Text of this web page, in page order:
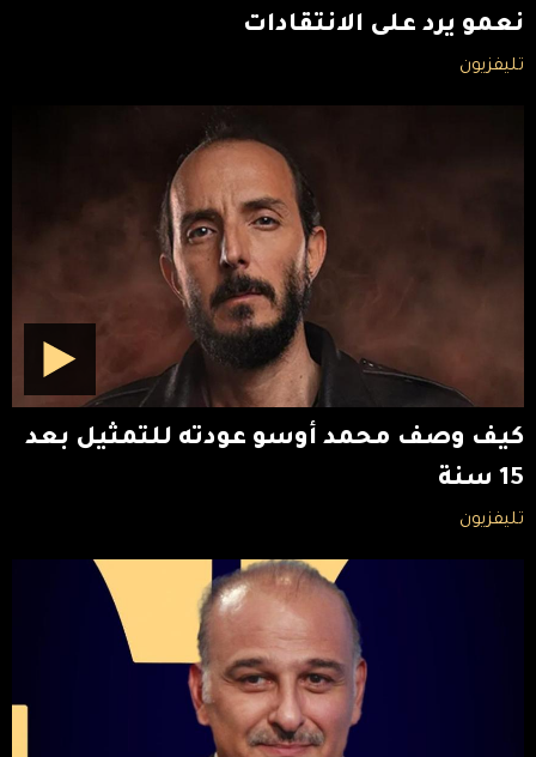
نعمو يرد على الانتقادات
تليفزيون
كيف وصف محمد أوسو عودته للتمثيل بعد
15 سنة
تليفزيون